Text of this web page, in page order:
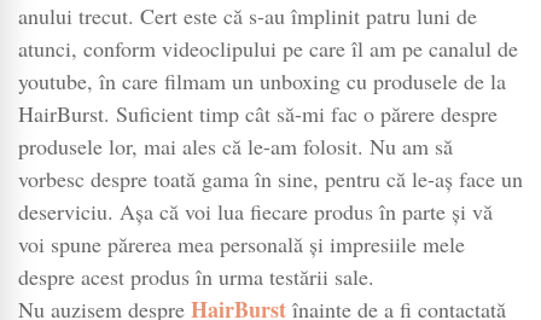
și
întărirea
anului trecut. Cert este că s-au împlinit patru luni de
atunci, conform videoclipului pe care îl am pe canalul de
youtube, în care filmam un unboxing cu produsele de la
HairBurst. Suficient timp cât să-mi fac o părere despre
produsele lor, mai ales că le-am folosit. Nu am să
vorbesc despre toată gama în sine, pentru că le-aș face un
deserviciu. Așa că voi lua fiecare produs în parte și vă
voi spune părerea mea personală și impresiile mele
despre acest produs în urma testării sale.
Nu auzisem despre HairBurst înainte de a fi contactată